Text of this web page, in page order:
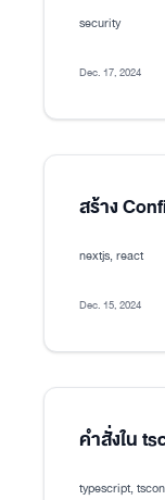
security
Dec. 17, 2024
สร้าง
nextjs, react
Dec. 15, 2024
คำสั่งใน
typescript,